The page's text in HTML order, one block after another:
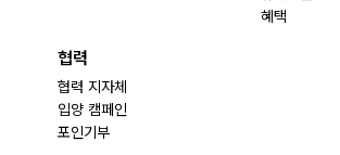
혜택
협력
협력 지자체
입양 캠페인
포인기부